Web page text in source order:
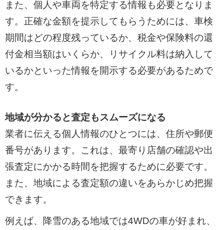
また、個人や車両を特定する情報も必要となりま
す。正確な金額を提示してもらうためには、車検
期間はどの程度残っているか、税金や保険料の還
付金相当額はいくらか、リサイクル料は納入して
いるかといった情報を開示する必要があるためで
す。
地域が分かると査定もスムーズになる
業者に伝える個人情報のひとつには、住所や郵便
番号があります。これは、最寄り店舗の確認や出
張査定にかかる時間を把握するために必要です。
また、地域による査定額の違いをあらかじめ把握
できます。
例えば、降雪のある地域では4WDの車が好まれ、